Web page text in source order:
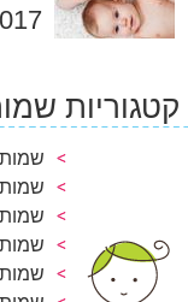
- 2018?
קטגוריות
שמות